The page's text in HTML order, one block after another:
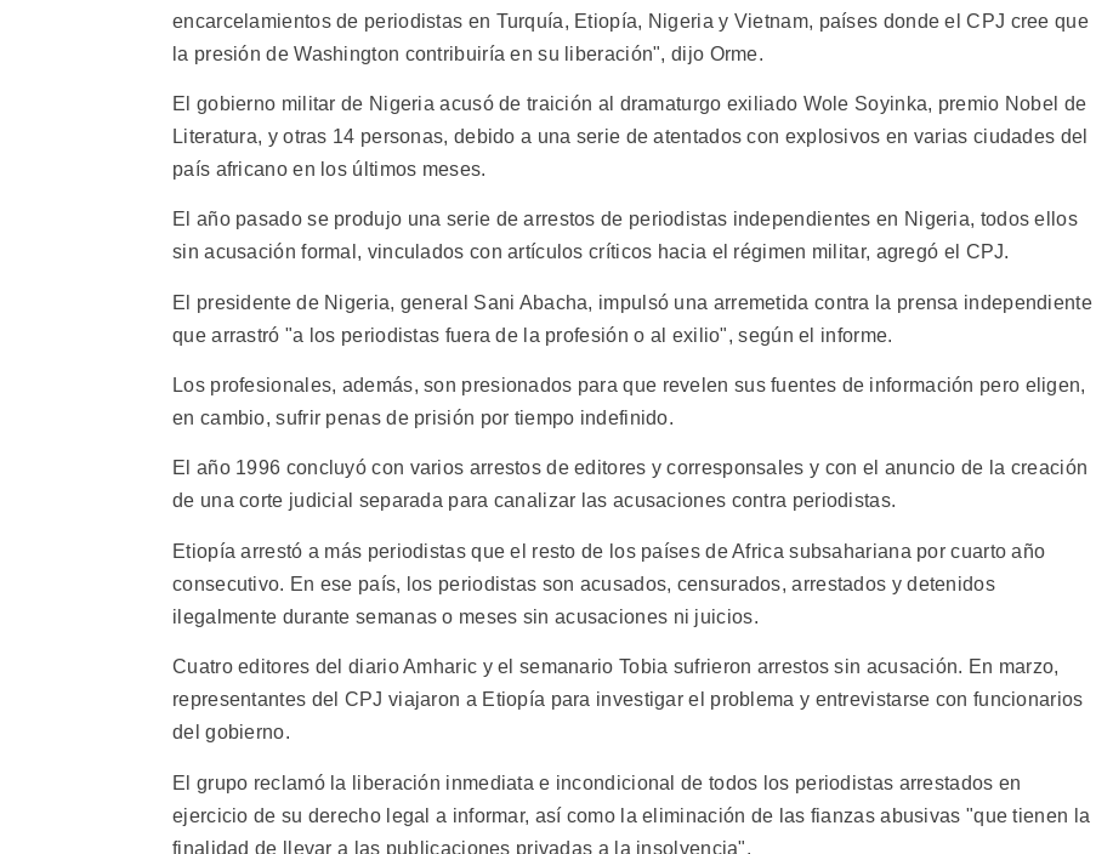
encarcelamientos de periodistas en Turquía, Etiopía, Nigeria y Vietnam, países donde el CPJ cree que
la presión de Washington contribuiría en su liberación", dijo Orme.
El gobierno militar de Nigeria acusó de traición al dramaturgo exiliado Wole Soyinka, premio Nobel de
Literatura, y otras 14 personas, debido a una serie de atentados con explosivos en varias ciudades del
país africano en los últimos meses.
El año pasado se produjo una serie de arrestos de periodistas independientes en Nigeria, todos ellos
sin acusación formal, vinculados con artículos críticos hacia el régimen militar, agregó el CPJ.
El presidente de Nigeria, general Sani Abacha, impulsó una arremetida contra la prensa independiente
que arrastró "a los periodistas fuera de la profesión o al exilio", según el informe.
Los profesionales, además, son presionados para que revelen sus fuentes de información pero eligen,
en cambio, sufrir penas de prisión por tiempo indefinido.
El año 1996 concluyó con varios arrestos de editores y corresponsales y con el anuncio de la creación
de una corte judicial separada para canalizar las acusaciones contra periodistas.
Etiopía arrestó a más periodistas que el resto de los países de Africa subsahariana por cuarto año
consecutivo. En ese país, los periodistas son acusados, censurados, arrestados y detenidos
ilegalmente durante semanas o meses sin acusaciones ni juicios.
Cuatro editores del diario Amharic y el semanario Tobia sufrieron arrestos sin acusación. En marzo,
representantes del CPJ viajaron a Etiopía para investigar el problema y entrevistarse con funcionarios
del gobierno.
El grupo reclamó la liberación inmediata e incondicional de todos los periodistas arrestados en
ejercicio de su derecho legal a informar, así como la eliminación de las fianzas abusivas "que tienen la
finalidad de llevar a las publicaciones privadas a la insolvencia".